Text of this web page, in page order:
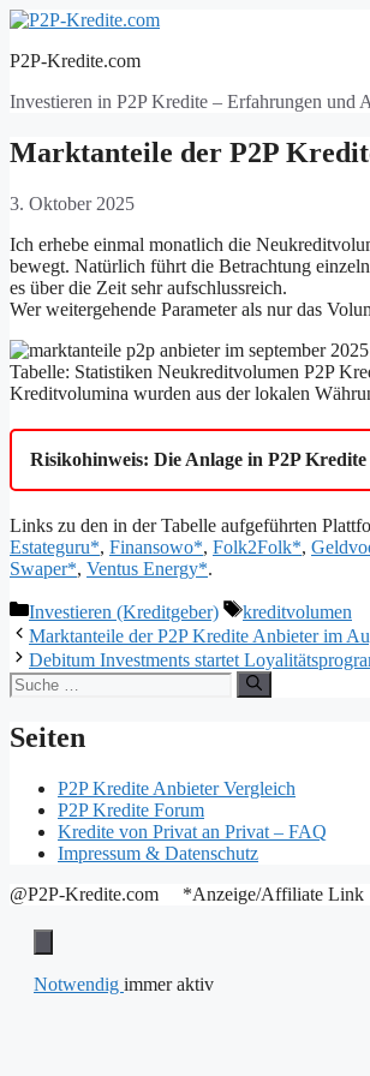
Zum
springen
P2P-Kredite.com
Investieren in P2P Kredite – Erfahrungen und
Marktanteile der P2P
3. Oktober 2025
Ich erhebe einmal monatlich die
bewegt. Natürlich führt die Betrachtung
es über die Zeit sehr aufschlussreich.
Wer weitergehende Parameter als nur das
Tabelle: Statistiken Neukreditvolumen P2P
Kreditvolumina wurden aus der lokalen
Risikohinweis: Die Anlage in P2P
Links zu den in der Tabelle aufgeführten
Estateguru*, Finansowo*, Folk2Folk*,
Swaper*, Ventus Energy*.
Kategorien
Investieren (Kreditgeber) Schlagwörter
kreditvolumen
Marktanteile der P2P Kredite Anbieter im
Debitum Investments startet
Suche
nach:
Seiten
P2P Kredite Anbieter Vergleich
P2P Kredite Forum
Kredite von Privat an Privat – FAQ
Impressum & Datenschutz
@P2P-Kredite.com *Anzeige/Affiliate Link
Notwendig immer aktiv